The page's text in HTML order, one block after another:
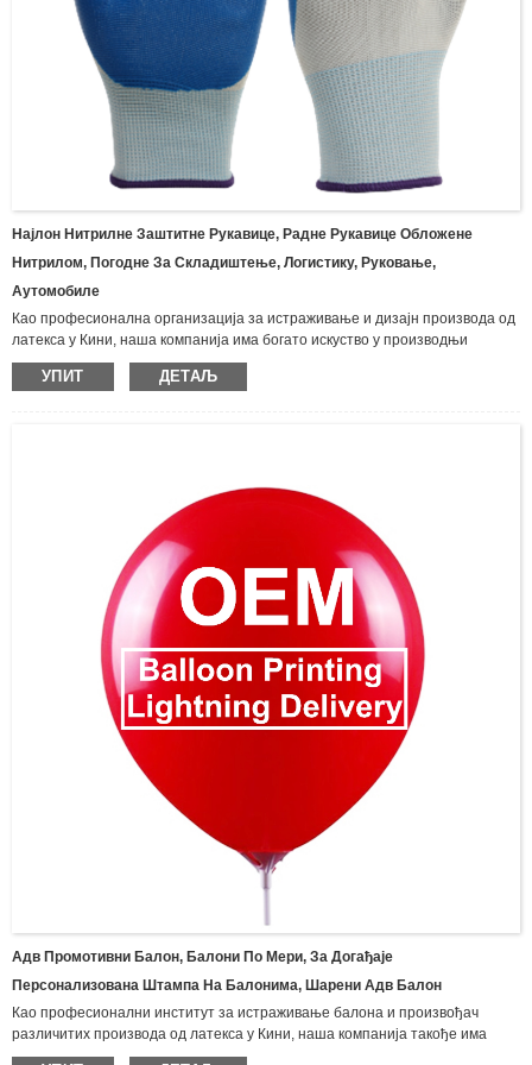
Најлон Нитрилне Заштитне Рукавице, Радне Рукавице Обложене
Нитрилом, Погодне За Складиштење, Логистику, Руковање,
Аутомобиле
Као професионална организација за истраживање и дизајн производа од
латекса у Кини, наша компанија има богато искуство у производњи
различитих врста рукавица и производа од латекса, укључујући бутил
рукавице, импрегниране рукавице, неопренске рукавице, рукавице
индустрији, рударству, рибарству, пољопривреди, шумарству и другим
областима опште заштите рада, погледајте испод за наши тренутни
производи за рукавице.
УПИТ ДЕТАЉ
Адв Промотивни Балон, Балони По Мери, За Догађаје
Персонализована Штампа На Балонима, Шарени Адв Балон
Као професионални институт за истраживање балона и произвођач
различитих производа од латекса у Кини, наша компанија такође има
истраживачки и производни капацитет различитих врста